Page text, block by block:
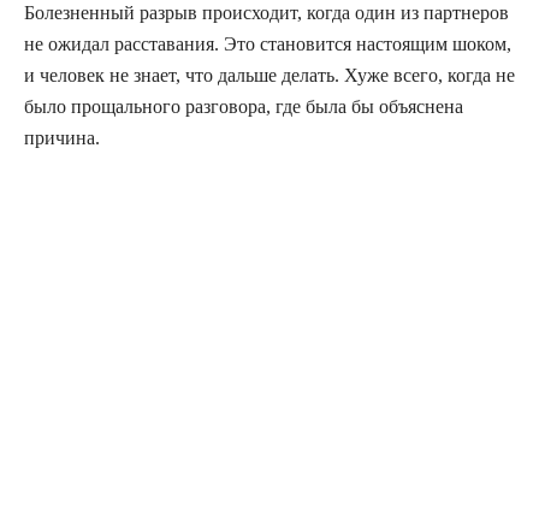
Болезненный разрыв происходит, когда один из партнеров
не ожидал расставания. Это становится настоящим шоком,
и человек не знает, что дальше делать. Хуже всего, когда не
было прощального разговора, где была бы объяснена
причина.